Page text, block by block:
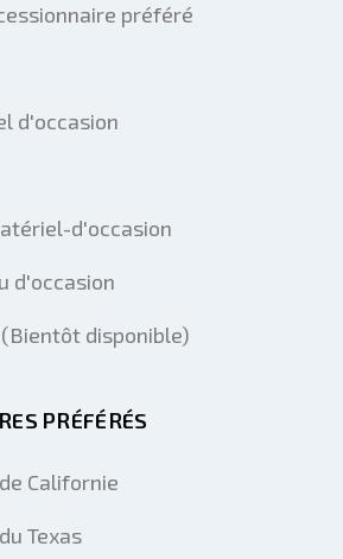
préféré
d'occasion
d'occasion
d'occasion
disponible)
PRÉFÉRÉS
Californie
Texas